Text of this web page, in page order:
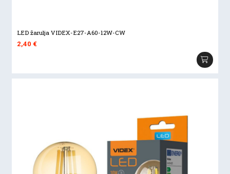
LED žarulja VIDEX-E27-A60-12W-CW
2,40€